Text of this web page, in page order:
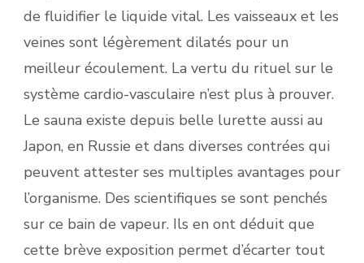
de fluidifier le liquide vital. Les vaisseaux et les
veines sont légèrement dilatés pour un
meilleur écoulement. La vertu du rituel sur le
système cardio-vasculaire n’est plus à prouver.
Le sauna existe depuis belle lurette aussi au
Japon, en Russie et dans diverses contrées qui
peuvent attester ses multiples avantages pour
l’organisme. Des scientifiques se sont penchés
sur ce bain de vapeur. Ils en ont déduit que
cette brève exposition permet d’écarter tout